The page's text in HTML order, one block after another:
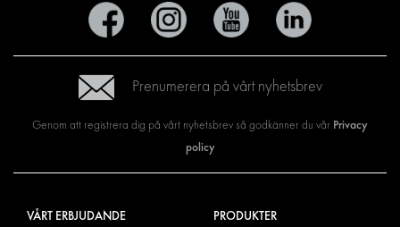
Prenumerera på vårt nyhetsbrev
Genom att registrera dig på vårt nyhetsbrev så godkänner du vår Privacy
policy
VÅRT ERBJUDANDE PRODUKTER